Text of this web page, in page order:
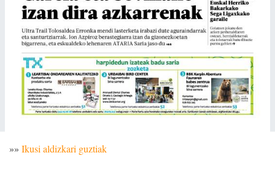
»» Ikusi aldizkari guztiak